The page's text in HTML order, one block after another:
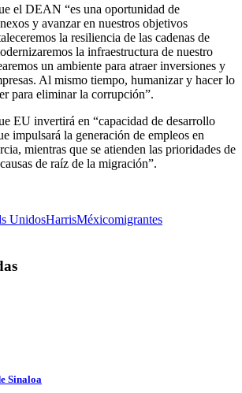
el DEAN “es una oportunidad de
y avanzar en nuestros objetivos
la resiliencia de las cadenas de
la infraestructura de nuestro
un ambiente para atraer inversiones y
Al mismo tiempo, humanizar y hacer lo
para eliminar la corrupción”.
EU invertirá en “capacidad de desarrollo
impulsará la generación de empleos en
mientras que se atienden las prioridades de
de raíz de la migración”.
UnidosHarrisMéxicomigrantes
Sinaloa